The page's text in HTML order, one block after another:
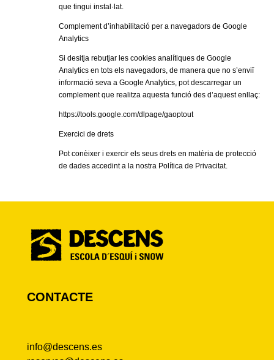
que tingui instal·lat.
Complement d’inhabilitació per a navegadors de Google
Analytics
Si desitja rebutjar les cookies analítiques de Google
Analytics en tots els navegadors, de manera que no s’enviï
informació seva a Google Analytics, pot descarregar un
complement que realitza aquesta funció des d’aquest enllaç:
https://tools.google.com/dlpage/gaoptout
Exercici de drets
Pot conèixer i exercir els seus drets en matèria de protecció
de dades accedint a la nostra Política de Privacitat.
CONTACTE
info@descens.es